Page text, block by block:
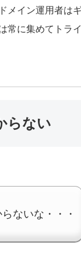
メイン運用者は
常に集めてトライ
らない
ないな・・・